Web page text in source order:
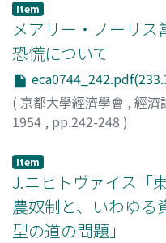
Item
メアリー・ノーリス
恐慌について
( 京都大學經濟學會 , 經濟
1954 , pp.242-248 )
Item
J.ニヒトヴァイス「
農奴制と、いわゆる
型の道の問題」